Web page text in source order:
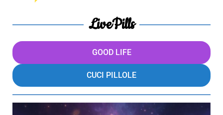
LivePills
GOOD LIFE
CUCI PILLOLE